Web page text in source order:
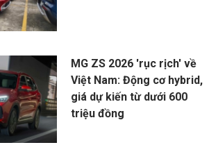
MG ZS 2026 'rục rịch' về
Việt Nam: Động cơ hybrid,
giá dự kiến từ dưới 600
triệu đồng